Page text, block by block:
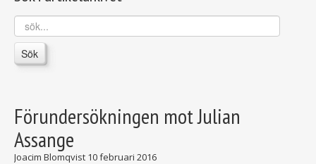
sök...
Sök
Förundersökningen mot Julian
Assange
Joacim Blomqvist 10 februari 2016